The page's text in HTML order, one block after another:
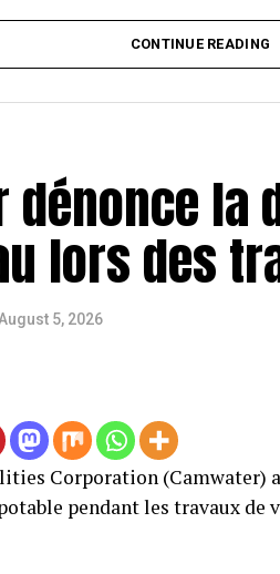
CONTINUE READING
dénonce
lors des
August 5, 2026
Corporation (Camwater)
pendant les travaux